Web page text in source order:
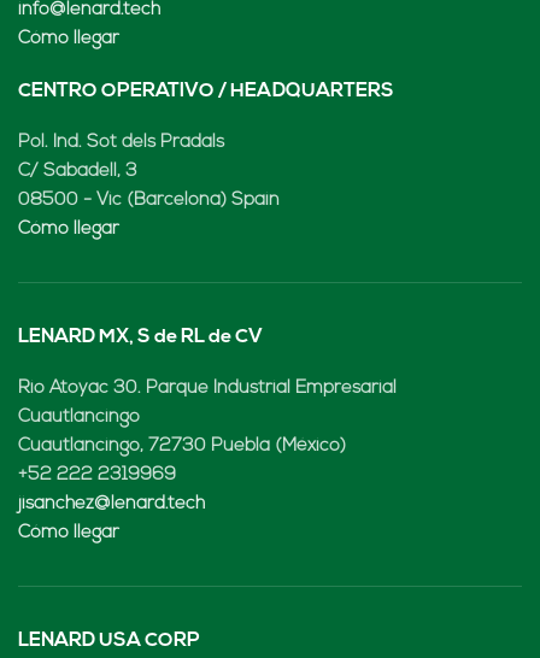
info@lenard.tech
Cómo llegar
CENTRO OPERATIVO / HEADQUARTERS
Pol. Ind. Sot dels Pradals
C/ Sabadell, 3
08500 - Vic (Barcelona) Spain
Cómo llegar
LENARD MX, S de RL de CV
Rio Atoyac 30. Parque Industrial Empresarial
Cuautlancingo
Cuautlancingo, 72730 Puebla (México)
+52 222 2319969
jisanchez@lenard.tech
Cómo llegar
LENARD USA CORP